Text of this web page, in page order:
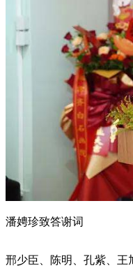
潘娉珍致答谢词
邢少臣、陈明、孔紫、王